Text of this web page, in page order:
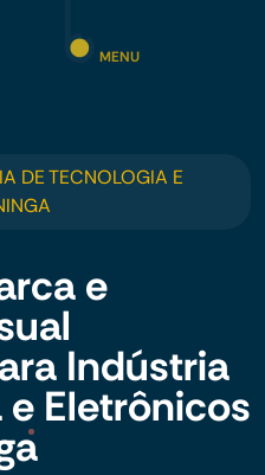
MENU
DE TECNOLOGIA E
e
Indústria
e Eletrônicos